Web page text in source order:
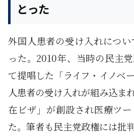
とった
外国人患者の受け入れにつ
った。2010年、当時の民主
て提唱した「ライフ・イノベ
人患者の受け入れが組み込ま
在ビザ」が創設され医療ツ
た。筆者も民主党政権には批